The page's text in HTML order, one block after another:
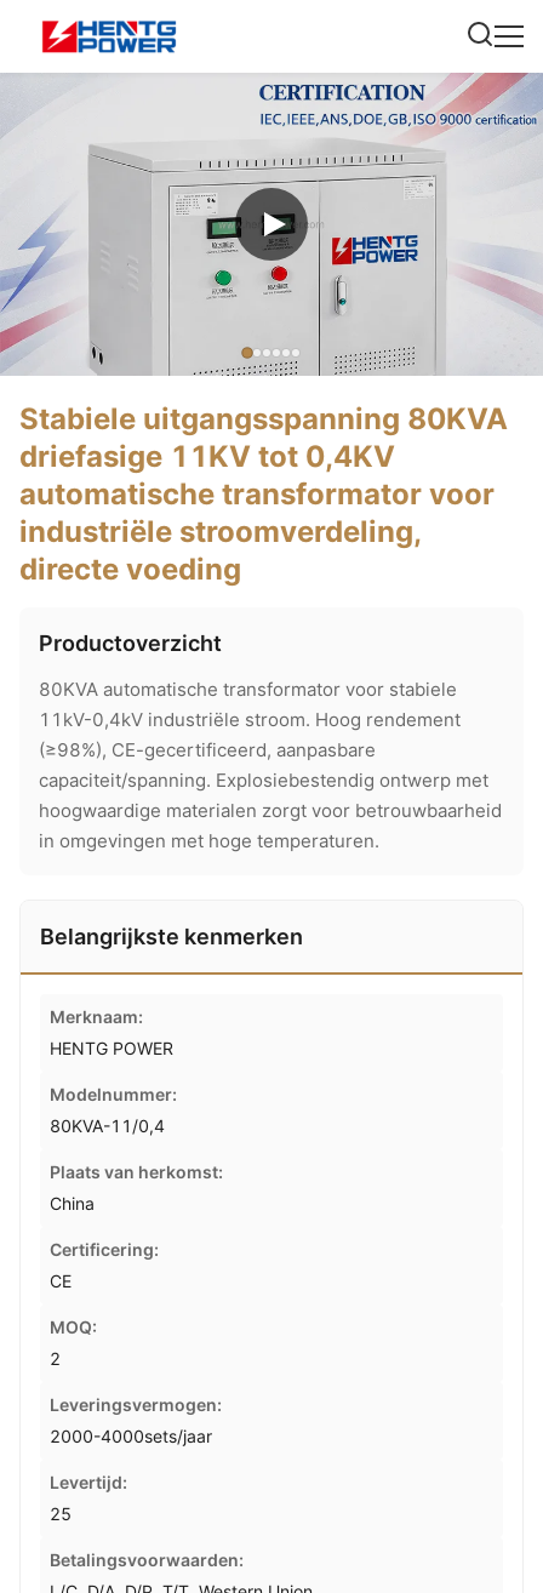
Stabiele uitgangsspanning 80KVA
driefasige 11KV tot 0,4KV
automatische transformator voor
industriële stroomverdeling,
directe voeding
Productoverzicht
80KVA automatische transformator voor stabiele
11kV-0,4kV industriële stroom. Hoog rendement
(≥98%), CE-gecertificeerd, aanpasbare
capaciteit/spanning. Explosiebestendig ontwerp met
hoogwaardige materialen zorgt voor betrouwbaarheid
in omgevingen met hoge temperaturen.
Belangrijkste kenmerken
Merknaam:
HENTG POWER
Modelnummer:
80KVA-11/0,4
Plaats van herkomst:
China
Certificering:
CE
MOQ:
2
Leveringsvermogen:
2000-4000sets/jaar
Levertijd:
25
Betalingsvoorwaarden: